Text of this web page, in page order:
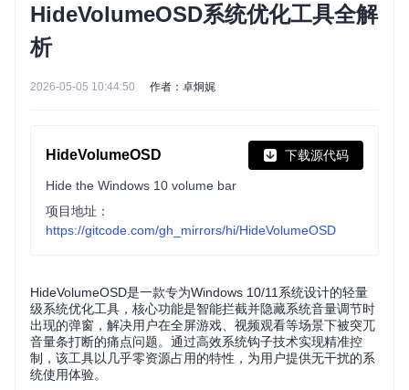
HideVolumeOSD系统优化工具全解
析
2026-05-05 10:44:50 作者：卓炯娓
HideVolumeOSD 下载源代码
Hide the Windows 10 volume bar
项目地址：
https://gitcode.com/gh_mirrors/hi/HideVolumeOSD
HideVolumeOSD是一款专为Windows 10/11系统设计的轻量
级系统优化工具，核心功能是智能拦截并隐藏系统音量调节时
出现的弹窗，解决用户在全屏游戏、视频观看等场景下被突兀
音量条打断的痛点问题。通过高效系统钩子技术实现精准控
制，该工具以几乎零资源占用的特性，为用户提供无干扰的系
统使用体验。